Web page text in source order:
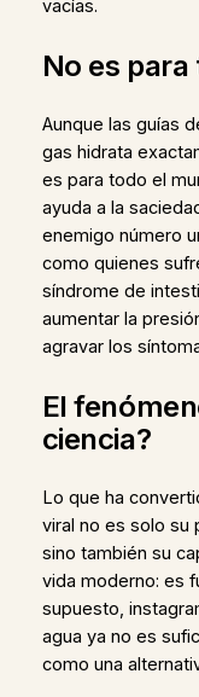
vacías.
No es
Aunque las guías
gas hidrata
es para todo el
ayuda a la
enemigo número
como quienes
síndrome de
aumentar la
agravar los
El
ciencia?
Lo que ha
viral no es solo su
sino también su
vida moderno: es
supuesto,
agua ya no es
como una